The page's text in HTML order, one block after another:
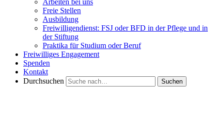
Arbeiten bei uns
Freie Stellen
Ausbildung
Freiwilligendienst: FSJ oder BFD in der Pflege und in
der Stiftung
Praktika für Studium oder Beruf
Freiwilliges Engagement
Spenden
Kontakt
Durchsuchen
Suchen